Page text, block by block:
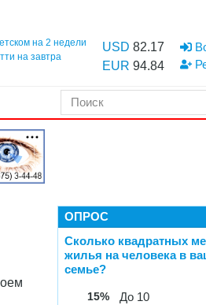
на 2 недели
на завтра
USD 82.17
EUR 94.84
ОПРОС
Сколько квадратных
жилья на человека в
семье?
15% До 10